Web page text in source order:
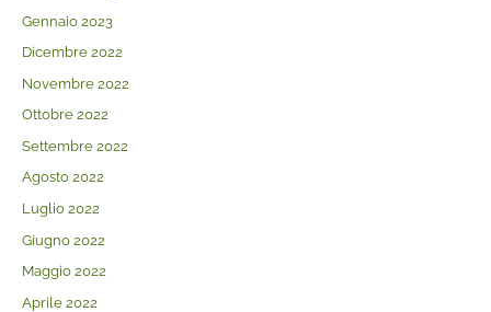
Gennaio 2023
Dicembre 2022
Novembre 2022
Ottobre 2022
Settembre 2022
Agosto 2022
Luglio 2022
Giugno 2022
Maggio 2022
Aprile 2022